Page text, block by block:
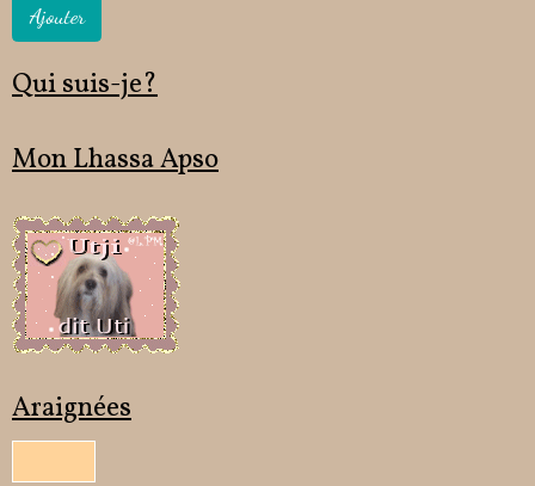
Ajouter
Qui suis-je?
Mon Lhassa Apso
Araignées